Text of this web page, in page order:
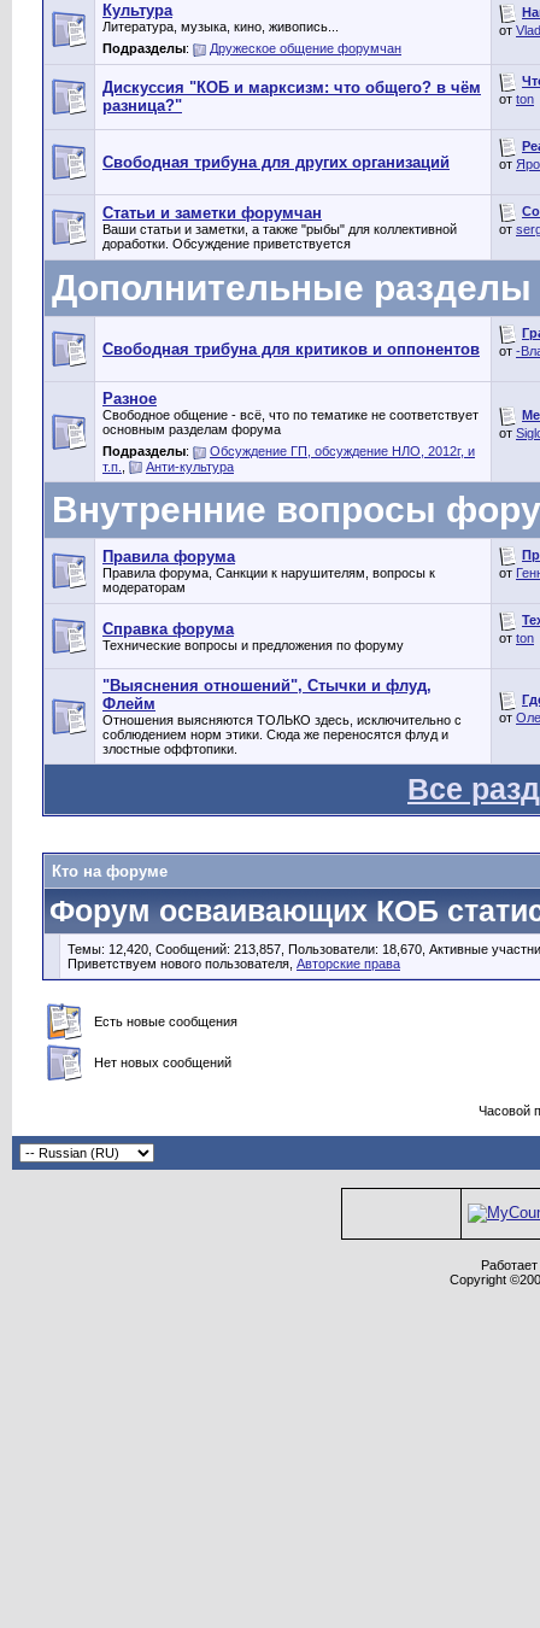
Культура
Литература, музыка, кино, живопись...
Подразделы: Дружеское общение форумчан
от
Дискуссия "КОБ и марксизм: что общего? в чём
разница?"
от ton
Свободная трибуна для других организаций
от
Статьи и заметки форумчан
Ваши статьи и заметки, а также "рыбы" для коллективной
доработки. Обсуждение приветствуется
от
Дополнительные разделы
Свободная трибуна для критиков и оппонентов
от -
Разное
Свободное общение - всё, что по тематике не соответствует
основным разделам форума
Подразделы:
Обсуждение ГП, обсуждение НЛО, 2012г, и
т.п.
Анти-культура
от
Внутренние вопросы
Правила форума
Правила форума, Санкции к нарушителям, вопросы к
модераторам
от
Справка форума
Технические вопросы и предложения по форуму
от ton
"Выяснения отношений", Стычки и флуд,
Флейм
Отношения выясняются ТОЛЬКО здесь, исключительно с
соблюдением норм этики. Сюда же переносятся флуд и
злостные оффтопики.
от
Все
Кто на форуме
Форум осваивающих КОБ
Темы: 12,420, Сообщений: 213,857, Пользователи: 18,670, Активные
Приветствуем нового пользователя, Авторские права
Есть новые сообщения
Нет новых сообщений
Часовой
Copyright